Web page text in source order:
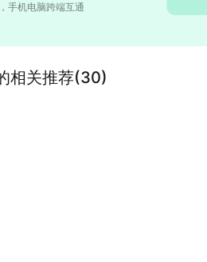
手机电脑跨端互通
相关推荐(30)